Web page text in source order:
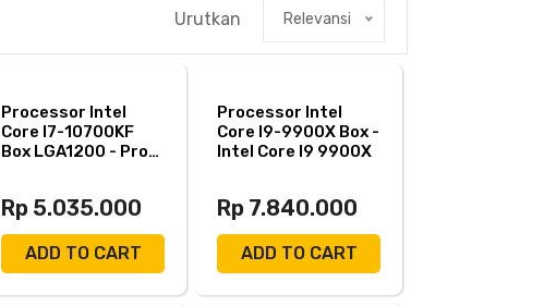
Urutkan Relevansi
Processor Intel
Core I7-10700KF
Box LGA1200 - Proc
Rp 5.035.000
ADD TO CART
Processor Intel
Core I9-9900X Box -
Intel Core I9 9900X
Rp 7.840.000
ADD TO CART